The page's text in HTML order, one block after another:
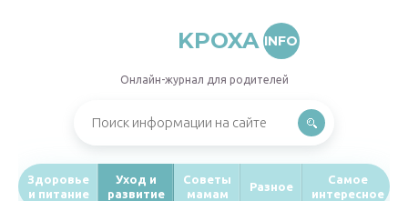
KPOXA INFO
Онлайн-журнал для родителей
Здоровье
и питание
Уход и
развитие
Советы
мамам
Разное
Самое
интересное